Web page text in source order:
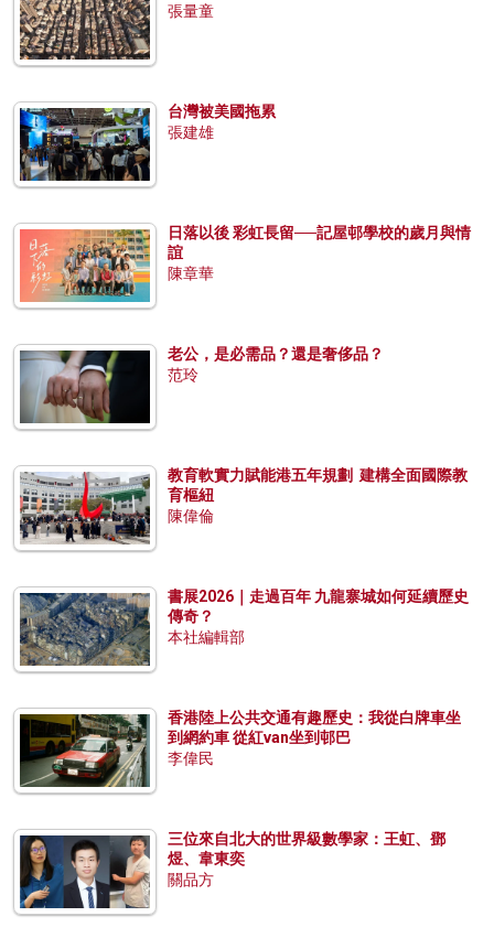
張量童
台灣被美國拖累
張建雄
日落以後 彩虹長留──記屋邨學校的歲月與情
誼
陳章華
老公，是必需品？還是奢侈品？
范玲
教育軟實力賦能港五年規劃 建構全面國際教
育樞紐
陳偉倫
書展2026｜走過百年 九龍寨城如何延續歷史
傳奇？
本社編輯部
香港陸上公共交通有趣歷史：我從白牌車坐
到網約車 從紅van坐到邨巴
李偉民
三位來自北大的世界級數學家：王虹、鄧
煜、韋東奕
關品方